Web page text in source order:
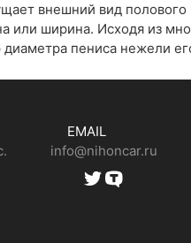
внешний вид
или ширина. Исходя из
диаметра пениса нежели
EMAIL
info@nihoncar.ru